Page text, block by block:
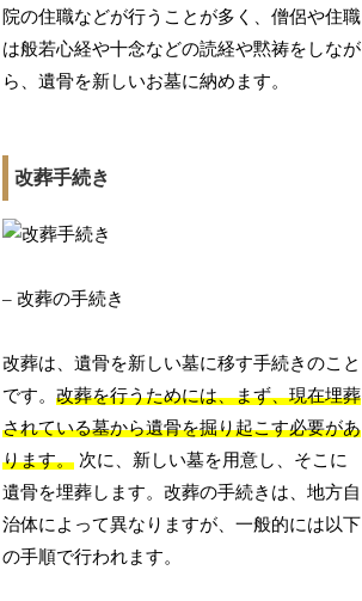
院の住職などが行うことが多く、僧侶や住職
は般若心経や十念などの読経や黙祷をしなが
ら、遺骨を新しいお墓に納めます。
改葬手続き
– 改葬の手続き
改葬は、遺骨を新しい墓に移す手続きのこと
です。改葬を行うためには、まず、現在埋葬
されている墓から遺骨を掘り起こす必要があ
ります。 次に、新しい墓を用意し、そこに
遺骨を埋葬します。改葬の手続きは、地方自
治体によって異なりますが、一般的には以下
の手順で行われます。